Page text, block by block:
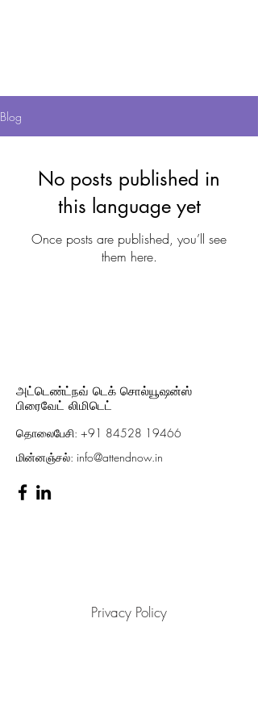
Blog
No posts published in
this language yet
Once posts are published, you’ll see
them here.
அட்டெண்ட்நவ் டெக் சொல்யூஷன்ஸ்
பிரைவேட் லிமிடெட்
தொலைபேசி: +91 84528 19466
மின்னஞ்சல்: info@attendnow.in
Privacy Policy